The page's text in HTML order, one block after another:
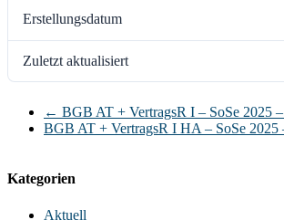
Erstellungsdatum
Zuletzt aktualisiert
← BGB AT + VertragsR I – SoSe 2025
BGB AT + VertragsR I HA – SoSe 2025
Kategorien
Aktuell